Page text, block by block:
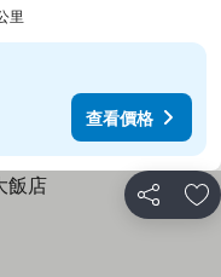
里
查看價格
分享 加